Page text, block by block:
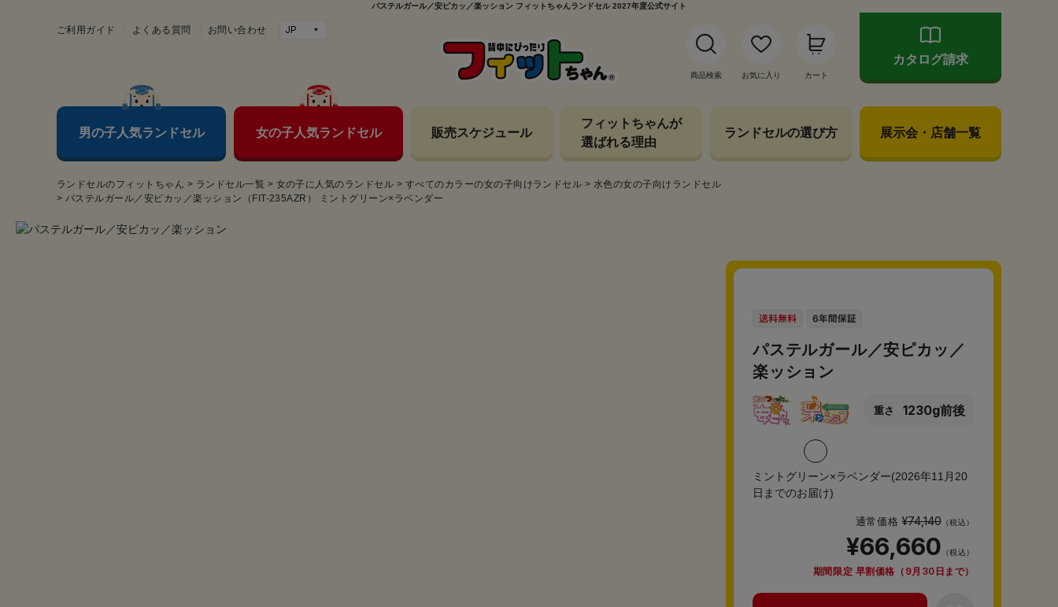
パステルガール／安ピカッ／楽ッション フィットちゃんランドセル 2027年度公式サイト
ご利用ガイド よくある質問 お問い合わせ
商品検索 お気に入り カート
カタログ請求
男の子人気ランドセル 女の子人気ランドセル 販売スケジュール
フィットちゃんが
選ばれる理由
ランドセルの選び方 展示会・店舗一覧
ランドセルのフィットちゃん > ランドセル一覧 > 女の子に人気のランドセル > すべてのカラーの女の子向けランドセル > 水色の女の子向けランドセル
> パステルガール／安ピカッ／楽ッション（FIT-235AZR） ミントグリーン×ラベンダー
パステルガール／安ピカッ／
楽ッション
重さ 1230g前後
ミントグリーン×ラベンダー(2026年11月20
日までのお届け)
通常価格¥74,140（税込）
¥66,660 （税込）
期間限定 早割価格（9月30日まで）